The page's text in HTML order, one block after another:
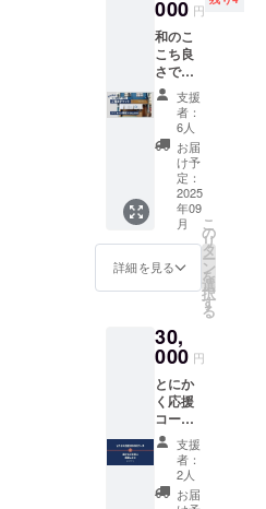
認くだ
さい。
す。
【詳
細】 日
時：
2025年
12月
（第3日
曜日）
11:00-
16:00予
所：和
歌山・
みその
交通
費：各
負担く
ださ
い。 連
絡方
法：詳
細は
メール
で連絡
しま
す。
5cm ・
Cafe＆
Barまた
たび×い
とをか
しのコ
ラボス
テッ
カー
→サイ
ズ：
50mm×
50mm(
丸型) ※
ルキー
ホル
カー、
缶バッ
チ、ポ
スト
カード
はデザ
インは
選べま
せん。
ベルに
原材料
や注意
事項を
記載し
ており
ます。
開封前
に必ず
ご確認
くださ
い。
【詳
細】 ・
料：各
100ｇ
期限：
パッ
ケージ
裏面に
記載 ・
保存方
法：直
射日光
を避
け、常
材その
ままの
風味が
楽しめ
る「み
かん
ジュー
ス」を
セット
にしま
した。
和歌山
の太陽
をたっ
ぷり浴
びて
の、爽
やかな
香りを
お楽し
みくだ
さい。
【温州
みかん
ゼ
衣で
す。 京
都府に
所在し
ます創
業70年
の老舗
寝具
メー
カー
〈岩本
繊維株
式会
社〉様
にて
製作い
たしま
した。
生地に
は和晒
京のふ
たえ
ガーゼ
を使用
してお
000 円
和のこ
こち良
さでお
出迎え
いたし
ます。
【提供
内容】
美園の
おやど
(い)のご
宿泊チ
ケット
です。
JR和歌
山駅徒
最大収
容人数5
名の1日
1組限定
の一棟
貸しで
す。 み
その商
店街に
ある空
支援
者：
6人
お届
け予
定：
2025
年09
月
詳細を見る
こ
の
リ
タ
ー
ン
を
選
択
す
る
30,
000 円
とにか
く応援
コー
ス！ 温
かなご
支援に
感謝し
支援
者：
2人
お届